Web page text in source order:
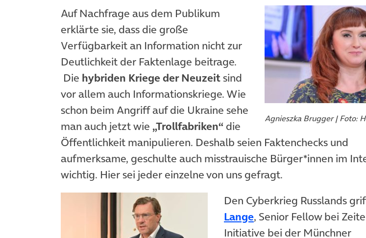
Agnieszka Brugger | Foto:
Auf Nachfrage aus dem Publikum
erklärte sie, dass die große
Verfügbarkeit an Information nicht zur
Deutlichkeit der Faktenlage beitrage.
Die hybriden Kriege der Neuzeitsind
vor allem auch Informationskriege. Wie
schon beim Angriff auf die Ukraine sehe
man auch jetzt wie „Trollfabriken“ die
Öffentlichkeit manipulieren. Deshalb seien Faktenchecks und
aufmerksame, geschulte auch misstrauische Bürger*innen im
wichtig. Hier sei jeder einzelne von uns gefragt.
Den Cyberkrieg Russlands
Lange, Senior Fellow bei
Initiative bei der Münchner